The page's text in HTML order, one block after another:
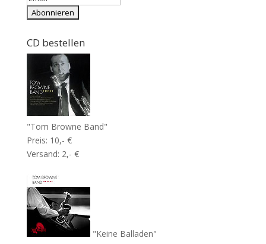
CD bestellen
"Tom Browne Band"
Preis: 10,- €
Versand: 2,- €
"Keine Balladen"